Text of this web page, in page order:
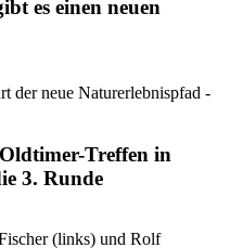
es einen neuen
der neue Naturerlebnispfad -
Treffen in
3. Runde
(links) und Rolf